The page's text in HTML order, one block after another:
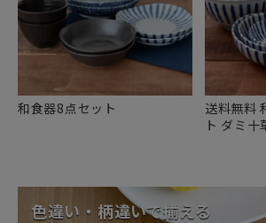
和食器8点セット
送料無料
ト ダミ十
色違い・柄違いで揃える